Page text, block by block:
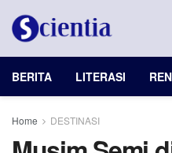
BERITA LITERASI
Home DESTINASI